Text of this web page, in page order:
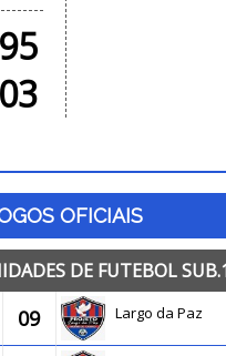
95
OFICIAIS
DE FUTEBOL
09 Largo da Paz